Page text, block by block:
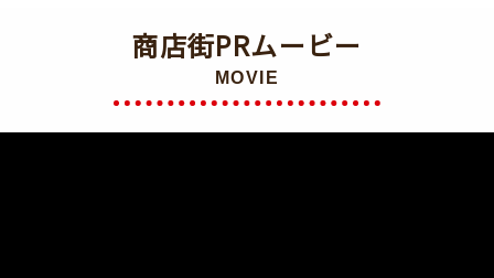
商店街PRムービー
MOVIE